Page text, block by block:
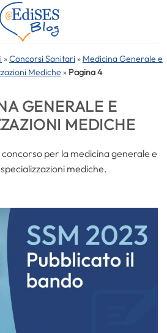
»Concorsi Sanitari » Medicina Generale e
Mediche » Pagina 4
GENERALE E
MEDICHE
per la medicina generale e
mediche.